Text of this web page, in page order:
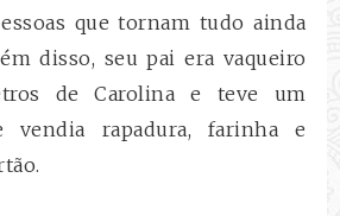
que tornam tudo ainda
disso, seu pai era vaqueiro
de Carolina e teve um
vendia rapadura, farinha e